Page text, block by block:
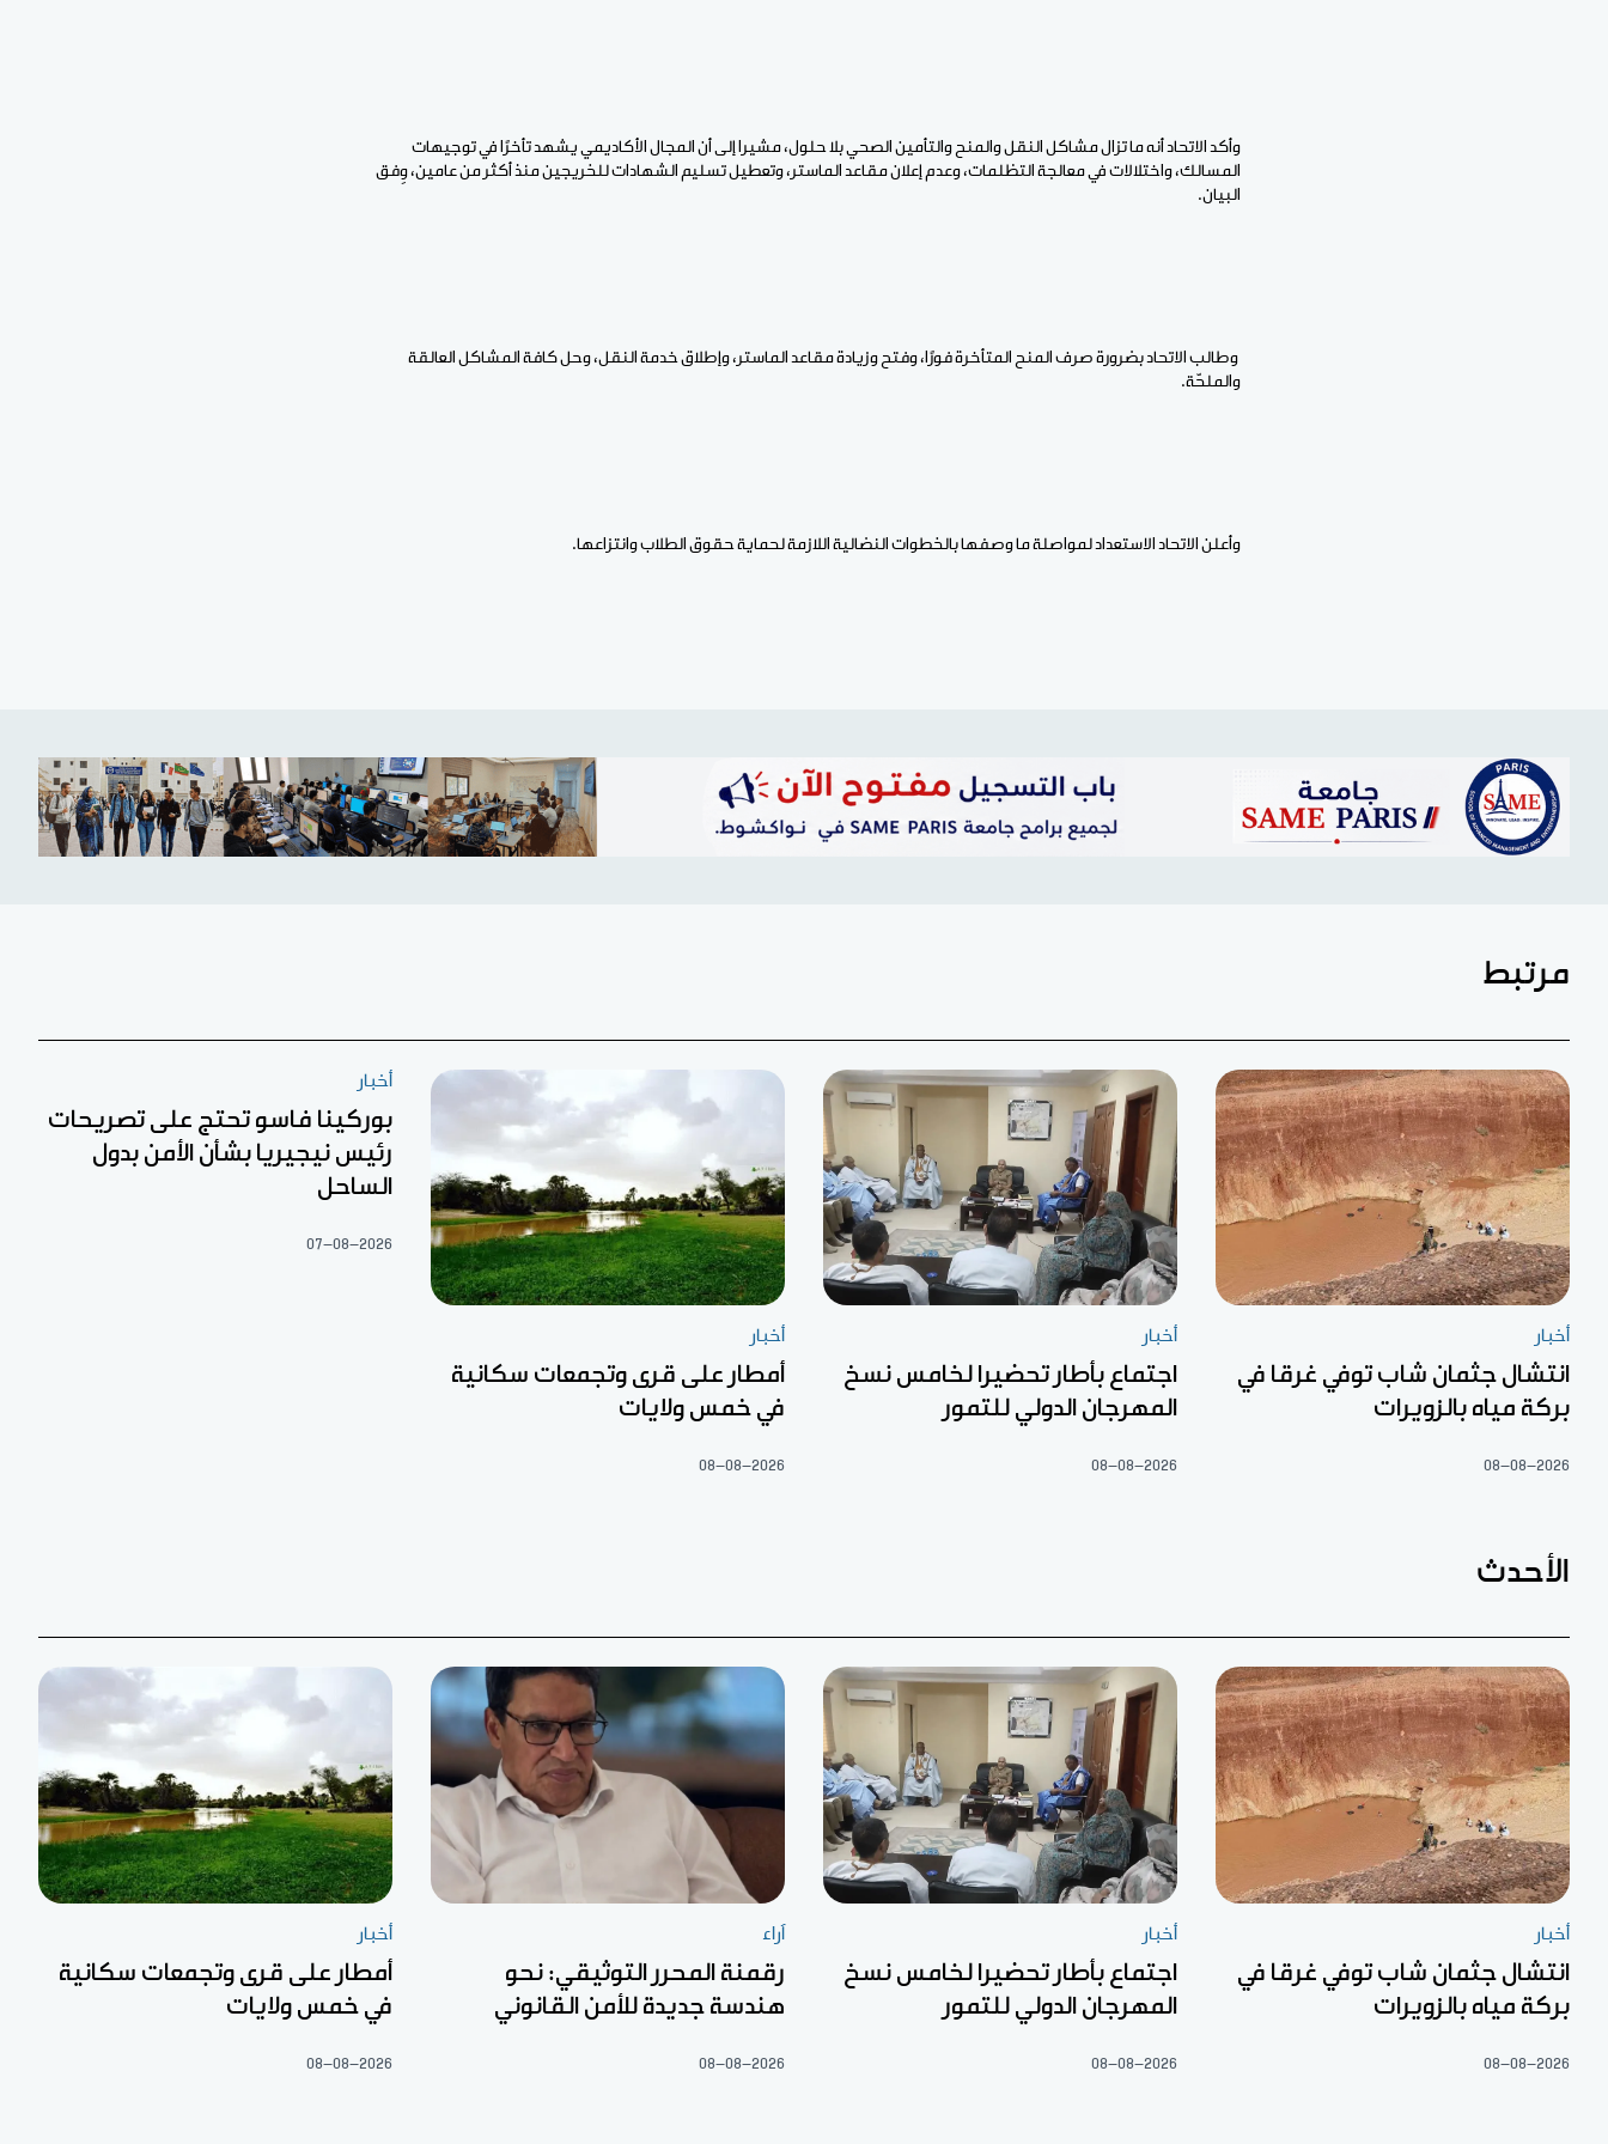
وأكد الاتحاد أنه ما تزال مشاكل النقل والمنح والتأمين الصحي بلا حلول، مشيرا إلى أن المجال الأكاديمي يشهد تأخرًا في توجيهات
المسالك، واختلالات في معالجة التظلمات، وعدم إعلان مقاعد الماستر، وتعطيل تسليم الشهادات للخريجين منذ أكثر من عامين، وِفق
البيان.
وطالب الاتحاد بضرورة صرف المنح المتأخرة فورًا، وفتح وزيادة مقاعد الماستر، وإطلاق خدمة النقل، وحل كافة المشاكل العالقة
والملحّة.
وأعلن الاتحاد الاستعداد لمواصلة ما وصفها بالخطوات النضالية اللازمة لحماية حقوق الطلاب وانتزاعها.
مرتبط
أخبار
انتشال جثمان شاب توفي غرقا في
بركة مياه بالزويرات
08-08-2026
أخبار
اجتماع بأطار تحضيرا لخامس نسخ
المهرجان الدولي للتمور
08-08-2026
أخبار
أمطار على قرى وتجمعات سكانية
في خمس ولايات
08-08-2026
أخبار
بوركينا فاسو تحتج على تصريحات
رئيس نيجيريا بشأن الأمن بدول
الساحل
07-08-2026
الأحدث
أخبار
انتشال جثمان شاب توفي غرقا في
بركة مياه بالزويرات
08-08-2026
أخبار
اجتماع بأطار تحضيرا لخامس نسخ
المهرجان الدولي للتمور
08-08-2026
آراء
رقمنة المحرر التوثيقي: نحو
هندسة جديدة للأمن القانوني
08-08-2026
أخبار
أمطار على قرى وتجمعات سكانية
في خمس ولايات
08-08-2026